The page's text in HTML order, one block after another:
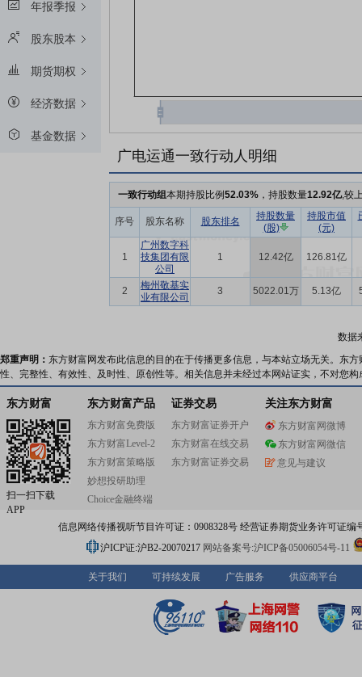
年报季报
股东股本
期货期权
经济数据
基金数据
广电运通一致行动人明细
一致行动组本期持股比例52.03% ，持股数量12.92亿,较
序号 股东名称 股东排名
持股数量
(股)
持股市值
(元)
1
广州数字科
技集团有限
公司
1 12.42亿 126.81亿
2
梅州敬基实
业有限公司
3 5022.01万 5.13亿
数据
郑重声明： 东方财富网发布此信息的目的在于传播更多信息，与本站立场无关。东
性、完整性、有效性、及时性、原创性等。相关信息并未经过本网站证实，不对您
东方财富
扫一扫下载
APP
东方财富产品
东方财富免费版
东方财富Level-2
东方财富策略版
妙想投研助理
Choice金融终端
证券交易
东方财富证券开户
东方财富在线交易
东方财富证券交易
关注东方财富
东方财富网微博
东方财富网微信
意见与建议
信息网络传播视听节目许可证：0908328号 经营证券期货业务许可证编
沪ICP证:沪B2-20070217 网站备案号:沪ICP备05006054号-11
关于我们 可持续发展 广告服务 供应商平台